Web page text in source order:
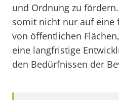
und Ordnung zu
somit nicht nur auf eine
von öffentlichen
eine langfristige
den Bedürfnissen der